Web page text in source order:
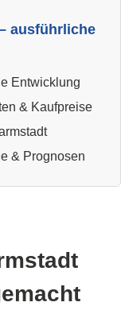
ausführliche
Entwicklung
& Kaufpreise
& Prognosen